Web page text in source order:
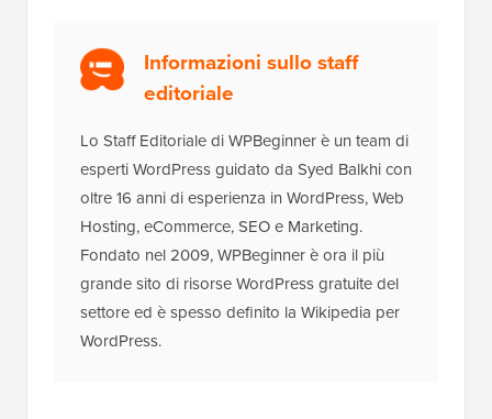
Informazioni sullo staff
editoriale
Lo Staff Editoriale di WPBeginner è un team di
esperti WordPress guidato da Syed Balkhi con
oltre 16 anni di esperienza in WordPress, Web
Hosting, eCommerce, SEO e Marketing.
Fondato nel 2009, WPBeginner è ora il più
grande sito di risorse WordPress gratuite del
settore ed è spesso definito la Wikipedia per
WordPress.